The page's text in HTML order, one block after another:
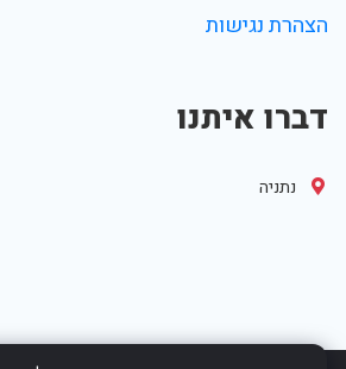
הצהרת נגישות
דברו איתנו
נתניה